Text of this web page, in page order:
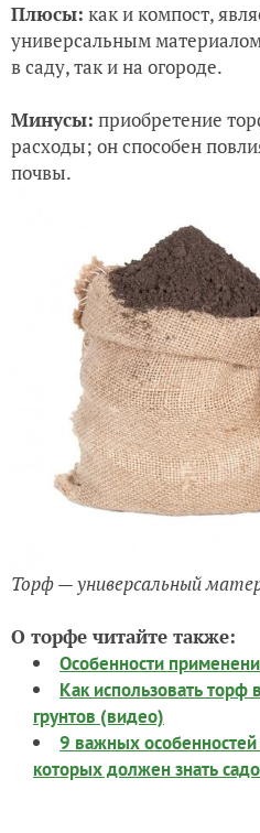
Плюсы: как и компост,
универсальным
в саду, так и на огороде.
Минусы: приобретение
расходы; он способен
почвы.
Торф — универсальный
О торфе читайте также:
Особенности
Как использовать торф
грунтов (видео)
9 важных
которых должен знать